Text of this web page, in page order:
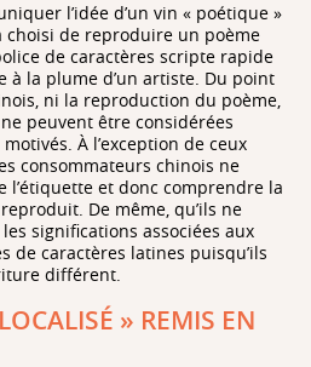
l’idée d’un vin « poétique »
choisi de reproduire un poème
de caractères scripte rapide
à la plume d’un artiste. Du point
ni la reproduction du poème,
peuvent être considérées
À l’exception de ceux
consommateurs chinois ne
l’étiquette et donc comprendre la
De même, qu’ils ne
significations associées aux
de caractères latines puisqu’ils
différent.
» REMIS EN